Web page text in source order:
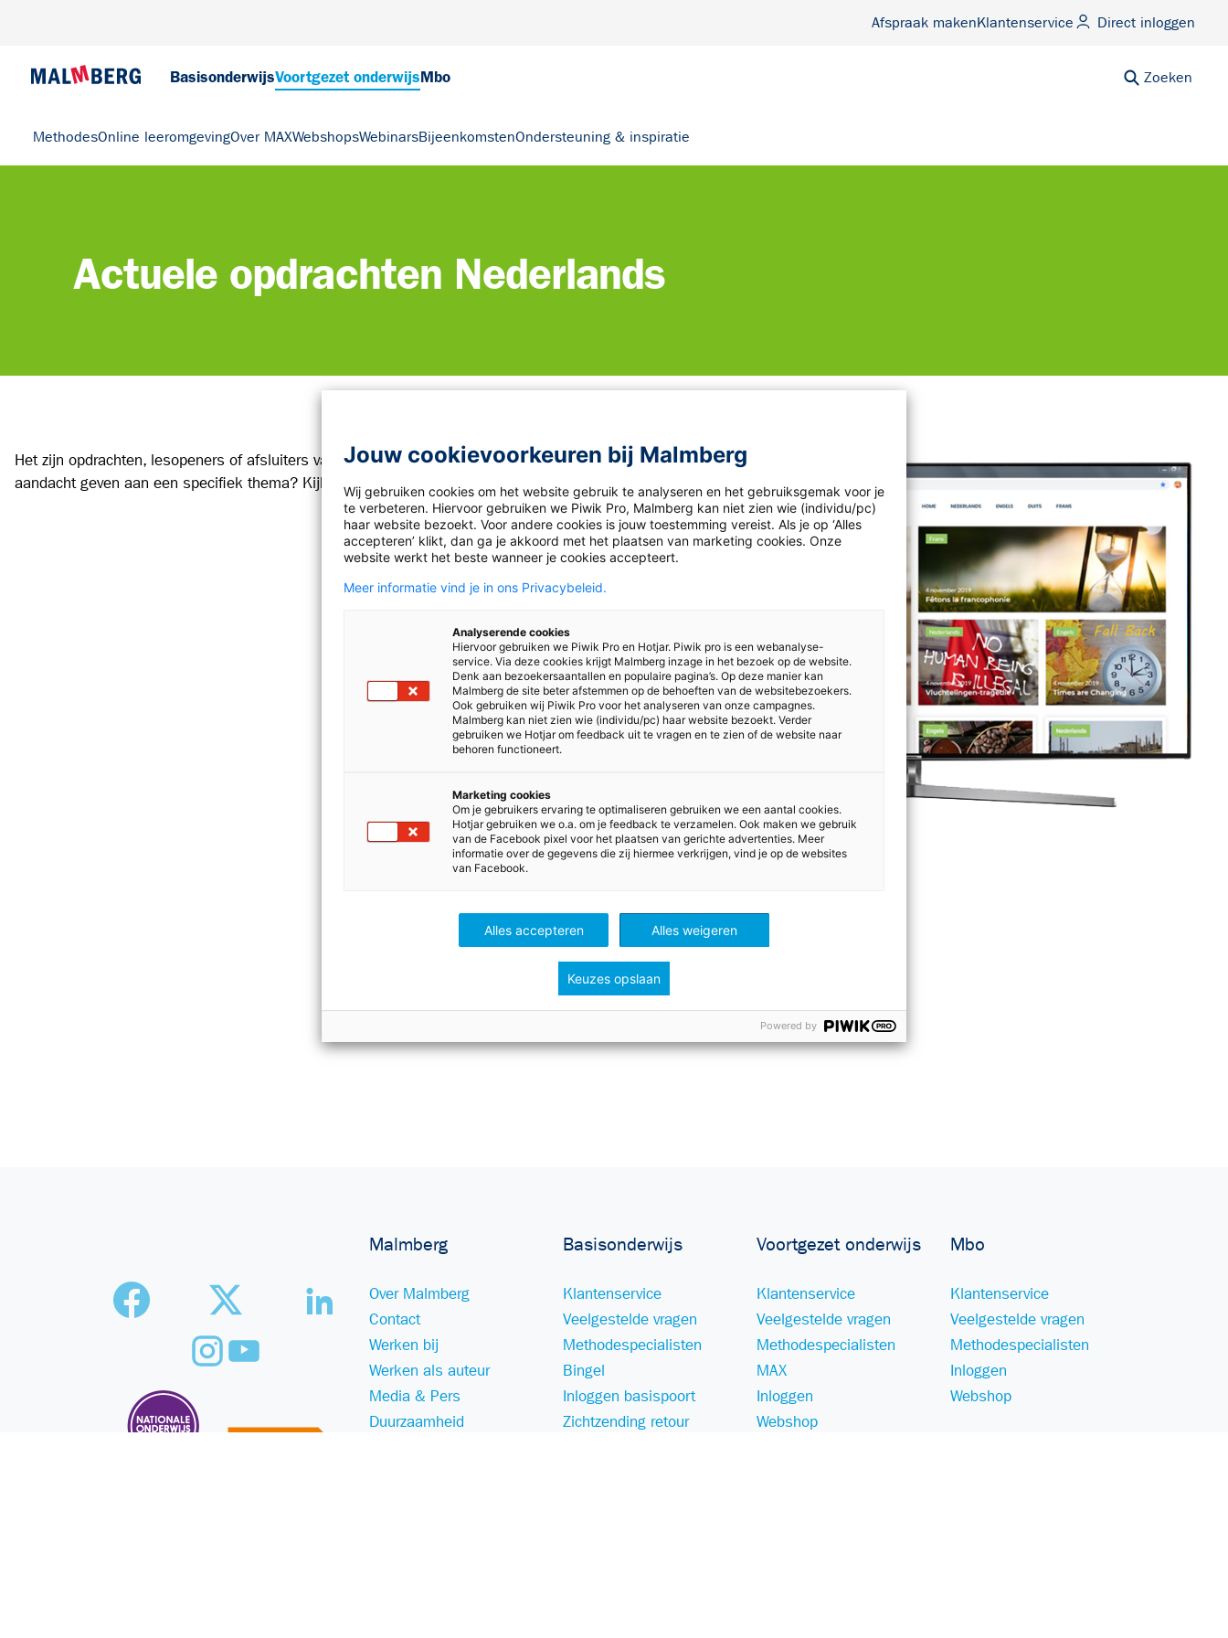
Afspraak makenKlantenservice Direct inloggen
BasisonderwijsVoortgezet onderwijsMbo Zoeken
MethodesOnline leeromgevingOver MAXWebshopsWebinarsBijeenkomstenOndersteuning & inspiratie
Actuele opdrachten Nederlands
Het zijn opdrachten, lesopeners of afsluiters vaak voorzien van een video. Wil je extra
aandacht geven aan een specifiek thema? Kijk eens op:
onderwijsvanmorgen.nl
Malmberg
Over Malmberg
Contact
Werken bij
Werken als auteur
Media & Pers
Duurzaamheid
Basisonderwijs
Klantenservice
Veelgestelde vragen
Methodespecialisten
Bingel
Inloggen basispoort
Zichtzending retour
Voortgezet onderwijs
Klantenservice
Veelgestelde vragen
Methodespecialisten
MAX
Inloggen
Webshop
Mbo
Klantenservice
Veelgestelde vragen
Methodespecialisten
Inloggen
Webshop
Jouw cookievoorkeuren bij Malmberg
Wij gebruiken cookies om het website gebruik te analyseren en het gebruiksgemak voor je
te verbeteren. Hiervoor gebruiken we Piwik Pro, Malmberg kan niet zien wie (individu/pc)
haar website bezoekt. Voor andere cookies is jouw toestemming vereist. Als je op ‘Alles
accepteren’ klikt, dan ga je akkoord met het plaatsen van marketing cookies. Onze
website werkt het beste wanneer je cookies accepteert.
Meer informatie vind je in ons Privacybeleid.
Analyserende cookies
Hiervoor gebruiken we Piwik Pro en Hotjar. Piwik pro is een webanalyse-
service. Via deze cookies krijgt Malmberg inzage in het bezoek op de website.
Denk aan bezoekersaantallen en populaire pagina’s. Op deze manier kan
Malmberg de site beter afstemmen op de behoeften van de websitebezoekers.
Ook gebruiken wij Piwik Pro voor het analyseren van onze campagnes.
Malmberg kan niet zien wie (individu/pc) haar website bezoekt. Verder
gebruiken we Hotjar om feedback uit te vragen en te zien of de website naar
behoren functioneert.
Marketing cookies
Om je gebruikers ervaring te optimaliseren gebruiken we een aantal cookies.
Hotjar gebruiken we o.a. om je feedback te verzamelen. Ook maken we gebruik
van de Facebook pixel voor het plaatsen van gerichte advertenties. Meer
informatie over de gegevens die zij hiermee verkrijgen, vind je op de websites
van Facebook.
Alles accepteren Alles weigeren
Keuzes opslaan
Powered by